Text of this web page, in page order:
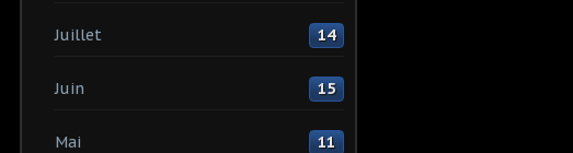
Juillet 14
Juin 15
Mai 11